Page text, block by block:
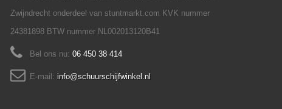
Zwijndrecht onderdeel van stuntmarkt.com KVK nummer
24381898 BTW nummer NL002013120B41
Bel ons nu: 06 450 38 414
E-mail: info@schuurschijfwinkel.nl